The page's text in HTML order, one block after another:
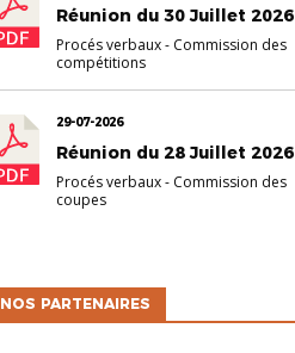
Réunion du 30 Juillet 2026
Procés verbaux- Commission des
compétitions
29-07-2026
Réunion du 28 Juillet 2026
Procés verbaux- Commission des
coupes
NOS PARTENAIRES